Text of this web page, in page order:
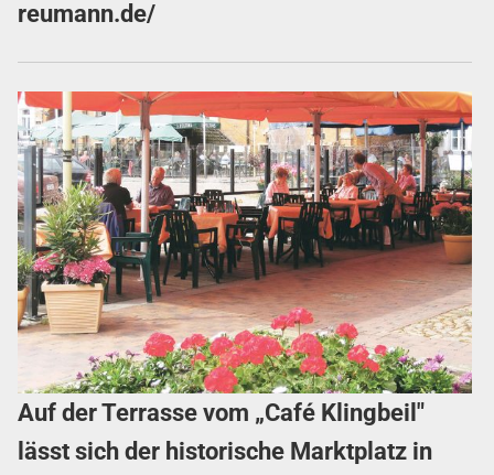
reumann.de/
Auf der Terrasse vom „Café Klingbeil"
lässt sich der historische Marktplatz in